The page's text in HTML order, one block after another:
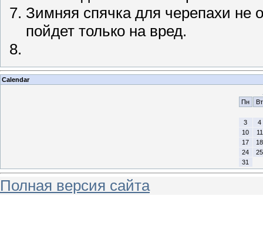
Зимняя спячка для черепахи не
пойдет только на вред.
Calendar
Пн
Вт
3
4
10
11
17
18
24
25
31
Полная версия сайта